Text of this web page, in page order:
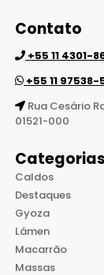
Contato
+55 11 4301-
+55 11 97538-
Rua Cesário
01521-000
Categorias
Caldos
Destaques
Gyoza
Lámen
Macarrão
Massas